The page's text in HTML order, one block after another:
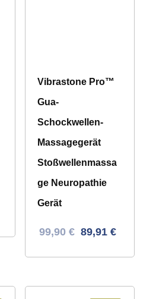
Vibrastone Pro™
Gua-
Schockwellen-
Massagegerät
Stoßwellenmassa
ge Neuropathie
Gerät
Ursprünglicher
99,90 € Aktueller
89,91 €